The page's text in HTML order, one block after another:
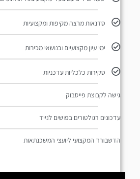
סדנאות מרצה מקיפות ומקצועיות
ימי עיון מקצועיים ובנושאי מכירות
סקירות כלכליות עדכניות
גישה לקבוצת פייסבוק
עדכונים רגולטורים בפושים לנייד​
הדשבורד המקצועי ליועצי המשכנתאות